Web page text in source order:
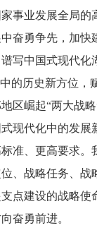
事业发展全局的
奋勇争先，加快
写中国式现代化
的历史新方位，
区崛起“两大战
现代化中的发展
准、更高要求。
、战略任务、战
点建设的战略使
奋勇前进。